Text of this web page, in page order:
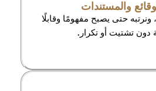
والمستندات
حتى يصبح مفهومًا وقابلًا
دون تشتيت أو تكرار .